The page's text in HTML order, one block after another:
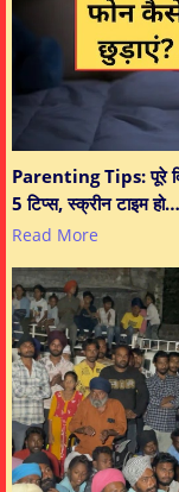
Parenting Tips: पूरे
5 टिप्स, स्क्रीन टाइम हो…
Read More